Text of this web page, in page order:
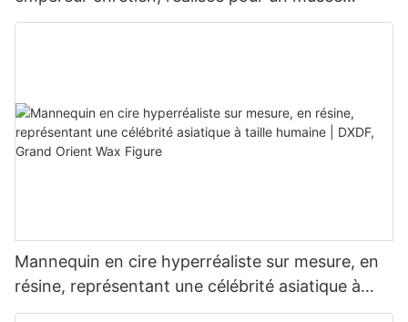
historique | DXDF Art, Grand Orient Wax
Mannequin en cire hyperréaliste sur mesure, en
résine, représentant une célébrité asiatique à
taille humaine | DXDF, Grand Orient Wax Figure